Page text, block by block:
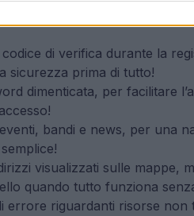
di verifica durante la
sicurezza prima di tutto!
dimenticata, per facilitare
bandi e news, per una
visualizzati sulle mappe,
quando tutto funziona
errore riguardanti risorse